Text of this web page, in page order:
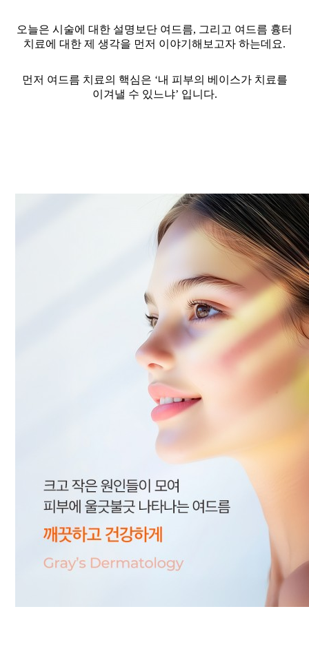
오늘은 시술에 대한 설명보단 여드름, 그리고 여드름 흉터
치료에 대한 제 생각을 먼저 이야기해보고자 하는데요.
먼저 여드름 치료의 핵심은 ‘내 피부의 베이스가 치료를
이겨낼 수 있느냐’ 입니다.